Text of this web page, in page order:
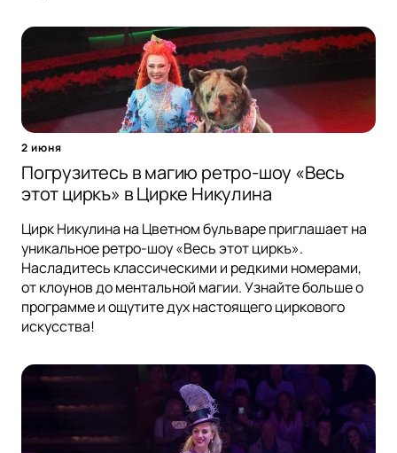
2 июня
Погрузитесь в магию ретро-шоу «Весь
этот циркъ» в Цирке Никулина
Цирк Никулина на Цветном бульваре приглашает на
уникальное ретро-шоу «Весь этот циркъ».
Насладитесь классическими и редкими номерами,
от клоунов до ментальной магии. Узнайте больше о
программе и ощутите дух настоящего циркового
искусства!